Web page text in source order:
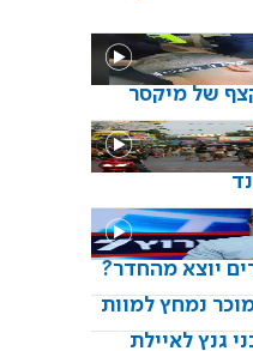
של מיקסר
יוצא מהחדר?
נמחץ למוות
גנץ לאיילת